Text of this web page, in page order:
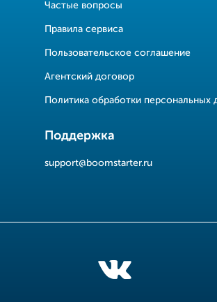
Частые вопросы
Правила сервиса
Пользовательское соглашение
Агентский договор
Политика обработки персональных
Поддержка
support@boomstarter.ru